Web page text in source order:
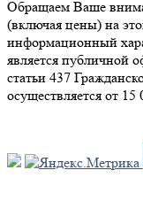
Обращаем Ваше
(включая цены) на
информационный
является публичной
статьи 437
осуществляется от 15